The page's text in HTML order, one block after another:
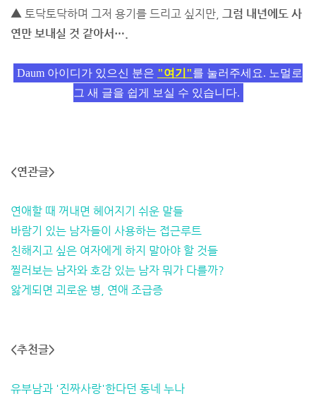
▲ 토닥토닥하며 그저 용기를 드리고 싶지만, 그럼 내년에도 사
연만 보내실 것 같아서….
Daum 아이디가 있으신 분은 "여기"를 눌러주세요. 노멀로
그 새 글을 쉽게 보실 수 있습니다.
<연관글>
연애할 때 꺼내면 헤어지기 쉬운 말들
바람기 있는 남자들이 사용하는 접근루트
친해지고 싶은 여자에게 하지 말아야 할 것들
찔러보는 남자와 호감 있는 남자 뭐가 다를까?
앓게되면 괴로운 병, 연애 조급증
<추천글>
유부남과 '진짜사랑'한다던 동네 누나